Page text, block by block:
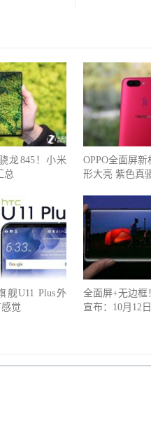
龙845！小米
总
OPPO全面屏
形大亮 紫色真
舰U11 Plus外
觉
全面屏+无边框
宣布：10月12